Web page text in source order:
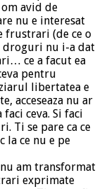
avid de
nu e interesat
frustrari (de ce o
droguri nu i-a dat
ce a facut ea
pentru
ziarul libertatea e
acceseaza nu ar
ceva. Si faci
Ti se pare ca ce
la ce nu e pe
am transformat
exprimate